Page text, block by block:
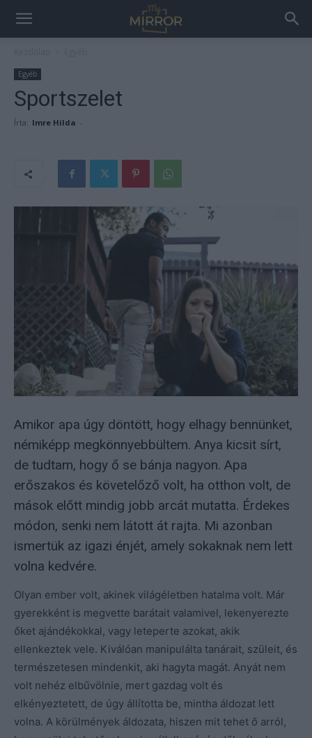
Egyéb
Sportszelet
Írta: Imre Hilda -
Amikor apa úgy döntött, hogy elhagy bennünket,
némiképp megkönnyebbültem. Anya kicsit sírt,
de tudtam, hogy ő se bánja nagyon. Apa
erőszakos és követelőző volt, ha otthon volt, de
mások előtt mindig jobb arcát mutatta. Érdekes
módon, senki nem látott át rajta. Mi azonban
ismertük az igazi énjét, amely sokaknak nem lett
volna kedvére.
Olyan ember volt, akinek világéletben hatalma volt. Már
gyerekként is megvette barátait valamivel, lekenyerezte
őket ajándékokkal, vagy leteperte azokat, akik
ellenkeztek vele. Kiválóan manipulálta tanárait, szüleit, és
természetesen mindenkit, aki hagyta magát. Anyát nem
volt nehéz elbűvölnie, mert gazdag volt és
elkényeztetett, de úgy állította be, mintha áldozat lett
volna. A körülmények áldozata, hiszen mit tehet ő arról,